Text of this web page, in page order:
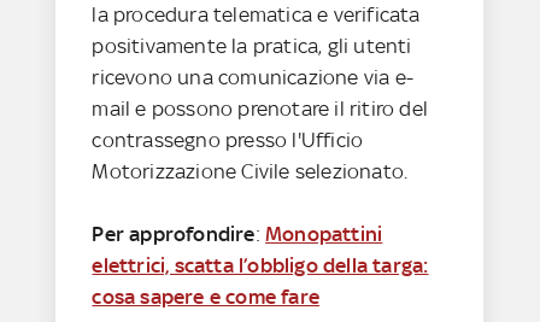
la procedura telematica e verificata
positivamente la pratica, gli utenti
ricevono una comunicazione via e-
mail e possono prenotare il ritiro del
contrassegno presso l'Ufficio
Motorizzazione Civile selezionato.
Per approfondire:Monopattini
elettrici, scatta l’obbligo della targa:
cosa sapere e come fare